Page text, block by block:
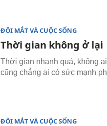
ĐÔI MẮT VÀ CUỘC SỐNG
Thời gian không ở lại
Thời gian nhanh quá, không
cũng chẳng ai có sức mạnh
ĐÔI MẮT VÀ CUỘC SỐNG